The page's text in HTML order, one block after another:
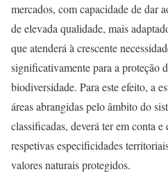
mercados, com capacidade de dar
de elevada qualidade, mais
que atenderá à crescente
significativamente para a proteção
biodiversidade. Para este efeito, a
áreas abrangidas pelo âmbito do
classificadas, deverá ter em conta e
respetivas especificidades
valores naturais protegidos.